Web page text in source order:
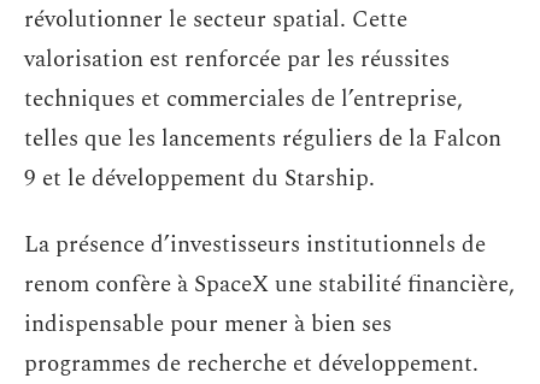
révolutionner le secteur spatial. Cette
valorisation est renforcée par les réussites
techniques et commerciales de l’entreprise,
telles que les lancements réguliers de la Falcon
9 et le développement du Starship.
La présence d’investisseurs institutionnels de
renom confère à SpaceX une stabilité financière,
indispensable pour mener à bien ses
programmes de recherche et développement.